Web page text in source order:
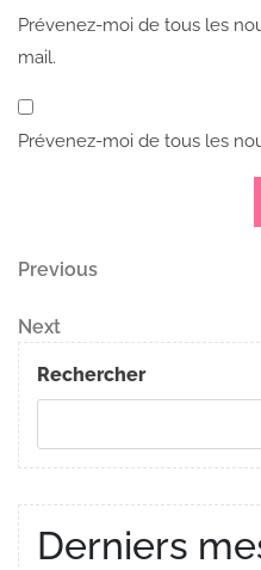
Prévenez-moi de tous les
mail.
Prévenez-moi de tous les
Navigation
de
l’article
Previous
Previous
Next
Post
Next
Rechercher
Derniers